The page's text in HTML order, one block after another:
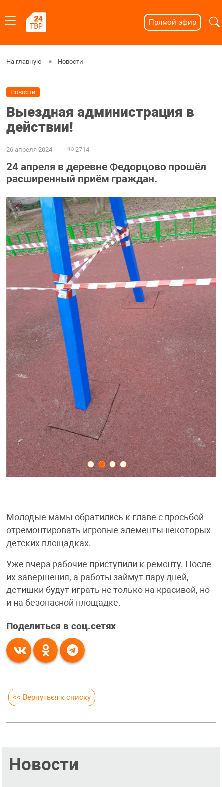
Прямой эфир
На главную Новости
Новости
Выездная администрация в
действии!
26 апреля 2024 2714
24 апреля в деревне Федорцово прошёл
расширенный приём граждан.
Молодые мамы обратились к главе с просьбой
отремонтировать игровые элементы некоторых
детских площадках.
Уже вчера рабочие приступили к ремонту. После
их завершения, а работы займут пару дней,
детишки будут играть не только на красивой, но
и на безопасной площадке.
Поделиться в соц.сетях
<< Вернуться к списку
Новости